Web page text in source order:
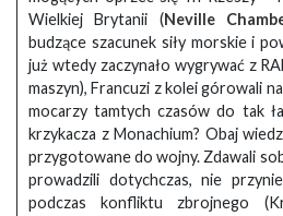
Wielkiej Brytanii (Neville
budzące szacunek siły morskie i
już wtedy zaczynało wygrywać z
maszyn), Francuzi z kolei górowali
mocarzy tamtych czasów do tak
krzykacza z Monachium? Obaj
przygotowane do wojny. Zdawali
prowadzili dotychczas, nie
podczas konfliktu zbrojnego